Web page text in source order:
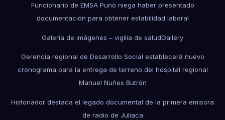
Funcionario de EMSA Puno niega haber presentado
documentación para obtener estabilidad laboral
Galería de imágenes – vigilia de saludGallery
Gerencia regional de Desarrollo Social establecerá nuevo
cronograma para la entrega de terreno del hospital regional
Manuel Nuñes Butrón
Historiador destaca el legado documental de la primera emisora
de radio de Juliaca